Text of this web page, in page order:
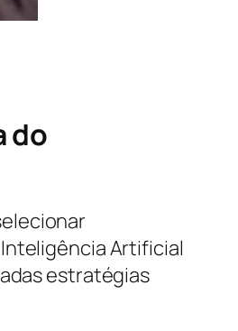
do
Artificial
estratégias